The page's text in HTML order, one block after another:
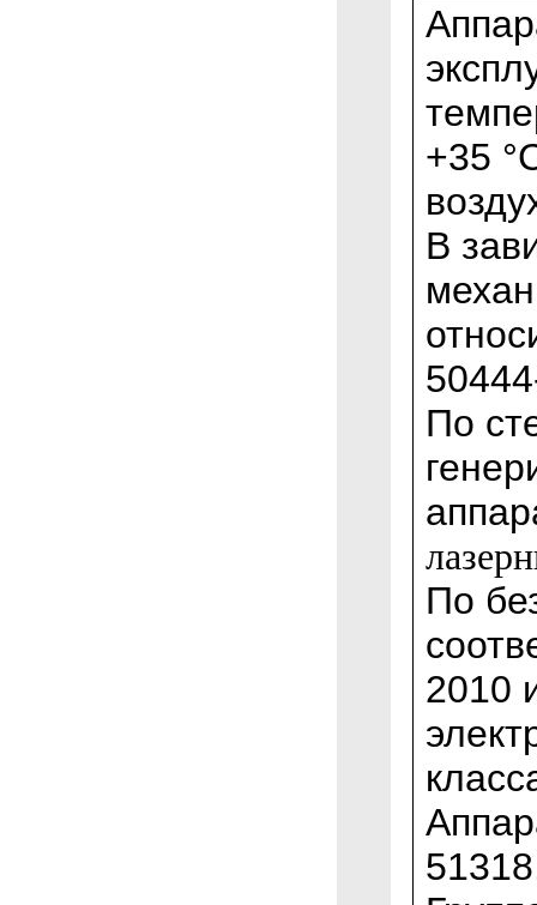
+35
В
По
По
2010